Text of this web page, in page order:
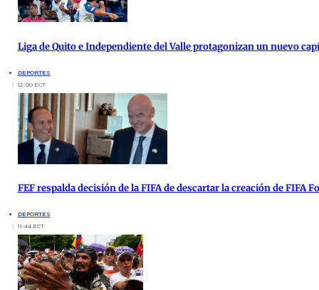
Liga de Quito e Independiente del Valle protagonizan un nuevo
DEPORTES
12:00 ECT
FEF respalda decisión de la FIFA de descartar la creación de FIFA
DEPORTES
11:44 ECT